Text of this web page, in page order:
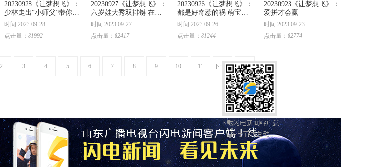
20230928《让梦想飞》：
少林走出“小师父”带你了
解真功夫
时间 2023-09-28
点击量： 81992
20230927《让梦想飞》：
六岁娃大秀双排键 在家
练琴姥爷抢镜
时间 2023-09-27
点击量： 82417
20230926《让梦想飞》：
都是好奇惹的祸 萌宝讲
述调皮经历
时间 2023-09-26
点击量： 81244
20230923《让梦想飞》：
爱拼才会赢
时间 2023-09-23
点击量： 82774
2 3 4 5 6 7 8 9 10 11 下一页 尾页